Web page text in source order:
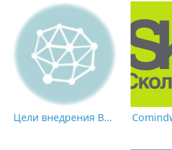
Цели внедрения BPM